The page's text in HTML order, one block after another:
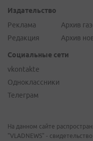
Издательство
Реклама
Редакция
Архив
Архив
Социальные сети
vkontakte
Одноклассники
Телеграм
На данном сайте
"VLADNEWS" -